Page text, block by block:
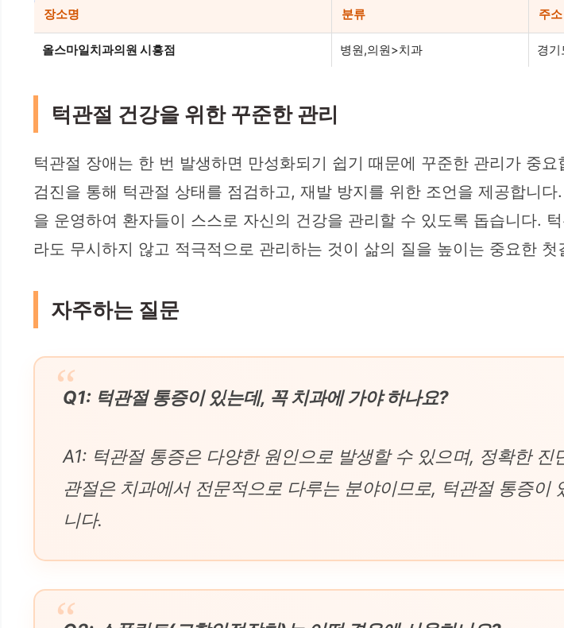
장소명 분류 주소
올스마일치과의원 시흥점 병원,의원>치과 경
턱관절 건강을 위한 꾸준한 관리
턱관절 장애는 한 번 발생하면 만성화되기 쉽기 때문에 꾸준한 관리가 중
검진을 통해 턱관절 상태를 점검하고, 재발 방지를 위한 조언을 제공합니
을 운영하여 환자들이 스스로 자신의 건강을 관리할 수 있도록 돕습니다.
라도 무시하지 않고 적극적으로 관리하는 것이 삶의 질을 높이는 중요한 첫
자주하는 질문
Q1: 턱관절 통증이 있는데, 꼭 치과에 가야 하나요?
A1: 턱관절 통증은 다양한 원인으로 발생할 수 있으며, 정확한
관절은 치과에서 전문적으로 다루는 분야이므로, 턱관절 통증
니다.